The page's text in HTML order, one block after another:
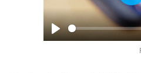
Play